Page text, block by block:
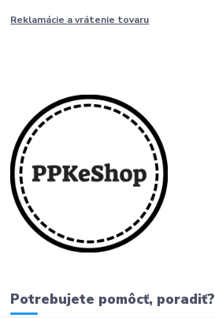
Reklamácie a vrátenie tovaru
Potrebujete pomôcť, poradiť?